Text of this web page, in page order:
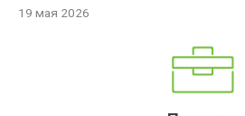
19 мая 2026